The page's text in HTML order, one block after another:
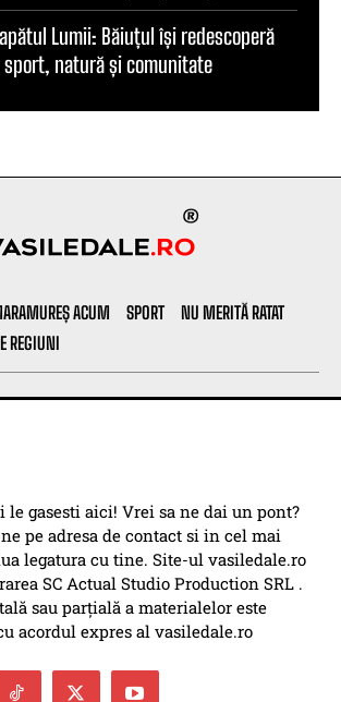
Lumii: Băiuțul își redescoperă
sport, natură și comunitate
ACUM SPORT
NU MERITĂ RATAT
REGIUNI
le gasesti aici! Vrei sa ne dai un pont?
pe adresa de contact si in cel mai
legatura cu tine. Site-ul vasiledale.ro
SC Actual Studio Production SRL .
sau parțială a materialelor este
acordul expres al vasiledale.ro